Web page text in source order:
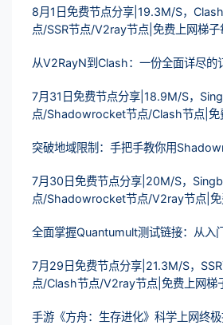
8月1日免费节点分享|19.3M/S，
点/SSR节点/V2ray节点|免费上网梯子
从V2RayN到Clash：一份全面详尽的
7月31日免费节点分享|18.9M/S，
点/Shadowrocket节点/Clash节点|免
突破地域限制：手把手教你用
7月30日免费节点分享|20M/S，
点/Shadowrocket节点/V2ray节点|免
全面掌握Quantumult测试链接：从入
7月29日免费节点分享|21.3M/S，
点/Clash节点/V2ray节点|免费上网梯
手游《方舟：生存进化》科学上网终